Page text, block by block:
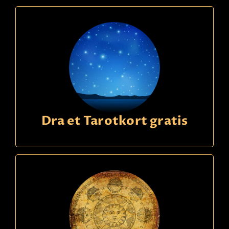
Ring 09391340
kode 276
p/m
Svensk spådam. Få hjälp med nuet och vad
betaling
Dra et Tarotkort gratis